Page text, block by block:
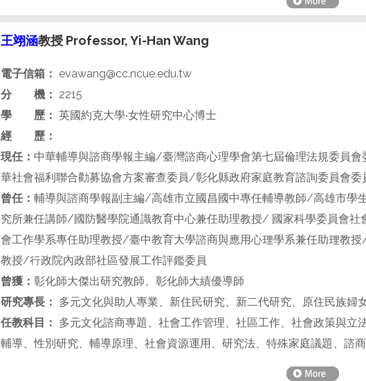
王翊涵教授 Professor, Yi-Han Wang
電子信箱： evawang@cc.ncue.edu.tw
分 機： 2215
學 歷： 英國約克大學‧女性研究中心博士
經 歷：
現任： 中華輔導與諮商學報主編/臺灣諮商心理學會第七屆倫理法規委員
華社會福利聯合勸募協會方案審查委員/彰化縣政府家庭教育諮詢委員會
曾任： 輔導與諮商學報副主編/高雄市立國昌國中專任輔導教師/高雄市學
究所兼任講師/國防醫學院通識教育中心兼任助理教授/ 國家科學委員會
會工作學系專任助理教授/臺中教育大學諮商與應用心理學系兼任助理教
教授/行政院內政部社區發展工作評鑑委員
曾獲： 彰化師大傑出研究教師、彰化師大績優導師
研究專長： 多元文化與助人專業、新住民研究、新二代研究、原住民族婦
任教科目： 多元文化諮商專題、社會工作管理、社區工作、社會政策與
輔導、性別研究、輔導原理、社會資源運用、研究法、特殊家庭議題、諮